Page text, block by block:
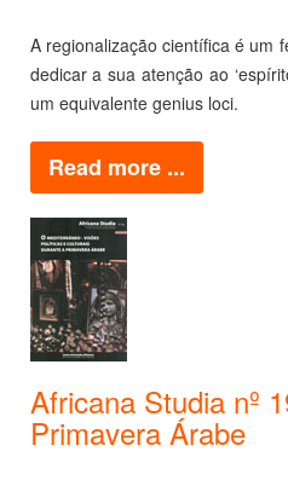
A regionalização científica é um
dedicar a sua atenção ao
um equivalente genius loci.
Read more ...
Africana Studia nº
Primavera Árabe